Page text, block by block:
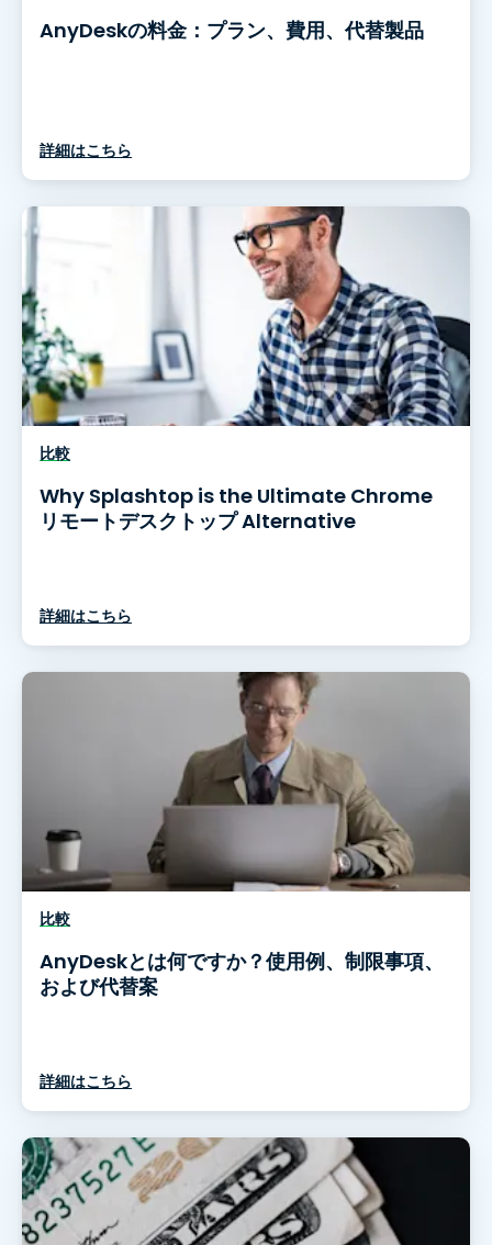
AnyDeskの料金：プラン、費用、代替製品
詳細はこちら
比較
Why Splashtop is the Ultimate Chrome
リモートデスクトップ Alternative
詳細はこちら
比較
AnyDeskとは何ですか？使用例、制限事項、
および代替案
詳細はこちら